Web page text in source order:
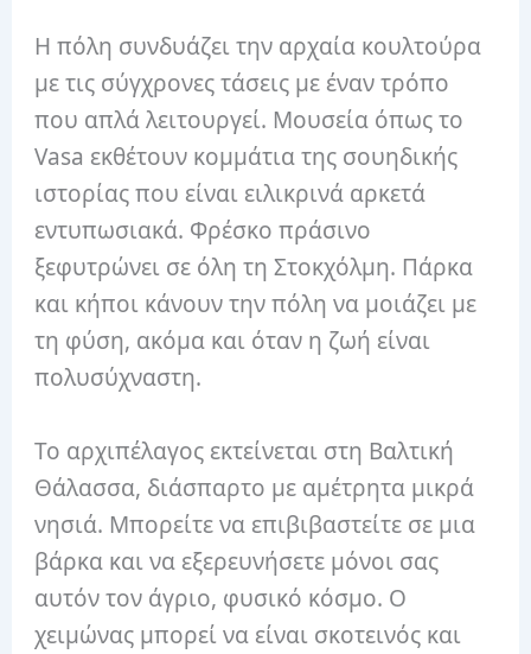
Η πόλη συνδυάζει την αρχαία κουλτούρα
με τις σύγχρονες τάσεις με έναν τρόπο
που απλά λειτουργεί. Μουσεία όπως το
Vasa εκθέτουν κομμάτια της σουηδικής
ιστορίας που είναι ειλικρινά αρκετά
εντυπωσιακά. Φρέσκο ​​πράσινο
ξεφυτρώνει σε όλη τη Στοκχόλμη. Πάρκα
και κήποι κάνουν την πόλη να μοιάζει με
τη φύση, ακόμα και όταν η ζωή είναι
πολυσύχναστη.
Το αρχιπέλαγος εκτείνεται στη Βαλτική
Θάλασσα, διάσπαρτο με αμέτρητα μικρά
νησιά. Μπορείτε να επιβιβαστείτε σε μια
βάρκα και να εξερευνήσετε μόνοι σας
αυτόν τον άγριο, φυσικό κόσμο. Ο
χειμώνας μπορεί να είναι σκοτεινός και